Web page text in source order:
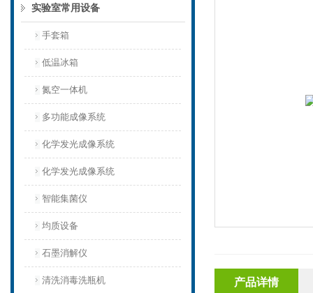
实验室常用设备
手套箱
低温冰箱
氮空一体机
多功能成像系统
化学发光成像系统
化学发光成像系统
智能集菌仪
均质设备‌
石墨消解仪
清洗消毒洗瓶机 产品详情